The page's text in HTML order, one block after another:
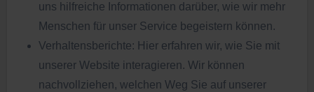
uns hilfreiche Informationen darüber, wie wir mehr
Menschen für unser Service begeistern können.
Verhaltensberichte: Hier erfahren wir, wie Sie mit
unserer Website interagieren. Wir können
nachvollziehen, welchen Weg Sie auf unserer